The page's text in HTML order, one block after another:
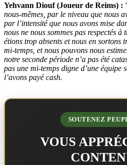
Yehvann Diouf (Joueur de Reims) :
nous-mêmes, par le niveau que nous
par l’intensité que nous avons mise
nous ne nous sommes pas respectés
étions trop absents et nous en sortons
mi-temps, et nous pouvons nous
notre seconde période n’a pas été
pas une mi-temps digne d’une équipe
l’avons payé cash.
SOUTENEZ
VOUS